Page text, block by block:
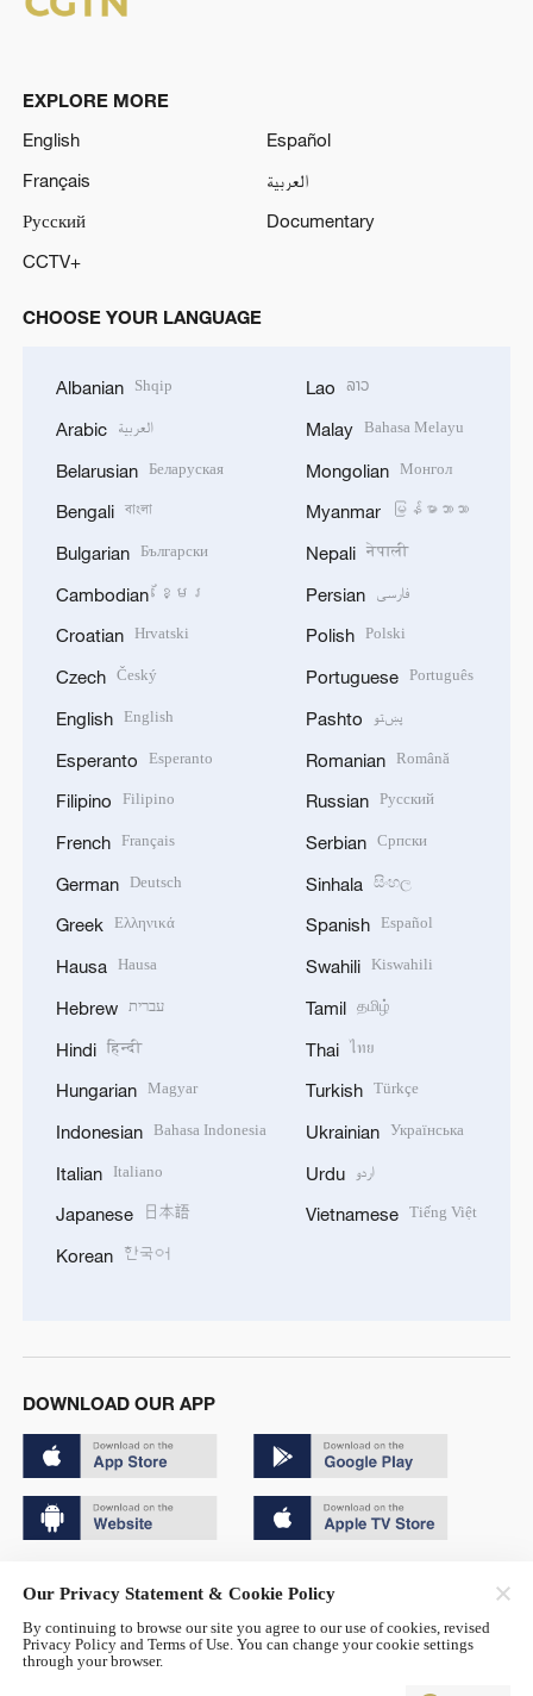
EXPLORE MORE
English
Español
Français
العربية
Русский
Documentary
CCTV+
CHOOSE YOUR LANGUAGE
Albanian Shqip
Arabic العربية
Belarusian Беларуская
Bengali বাংলা
Bulgarian Български
Cambodian ខ្មែរ
Croatian Hrvatski
Czech Český
English English
Esperanto Esperanto
Filipino Filipino
French Français
German Deutsch
Greek Ελληνικά
Hausa Hausa
Hebrew עברית
Hindi हिन्दी
Hungarian Magyar
Indonesian Bahasa Indonesia
Italian Italiano
Japanese 日本語
Korean 한국어
Lao ລາວ
Malay Bahasa Melayu
Mongolian Монгол
Myanmar မြန်မာဘာသာ
Nepali नेपाली
Persian فارسی
Polish Polski
Portuguese Português
Pashto پښتو
Romanian Română
Russian Русский
Serbian Српски
Sinhala සිංහල
Spanish Español
Swahili Kiswahili
Tamil தமிழ்
Thai ไทย
Turkish Türkçe
Ukrainian Українська
Urdu اردو
Vietnamese Tiếng Việt
DOWNLOAD OUR APP
京公网安备 11010502050052号
Our Privacy Statement & Cookie Policy
By continuing to browse our site you agree to our use of cookies, revised
Privacy Policy and Terms of Use. You can change your cookie settings
through your browser.